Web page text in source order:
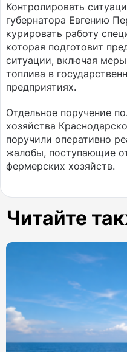
Контролировать
губернатора Евгению
курировать работу
которая подготовит
ситуации, включая
топлива в
предприятиях.
Отдельное поручение
хозяйства
поручили оперативно
жалобы, поступающие
фермерских хозяйств.
Читайте